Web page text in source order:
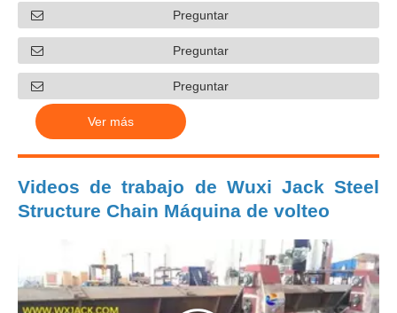
Preguntar
Preguntar
Preguntar
Ver más
Videos de trabajo de Wuxi Jack Steel
Structure Chain Máquina de volteo